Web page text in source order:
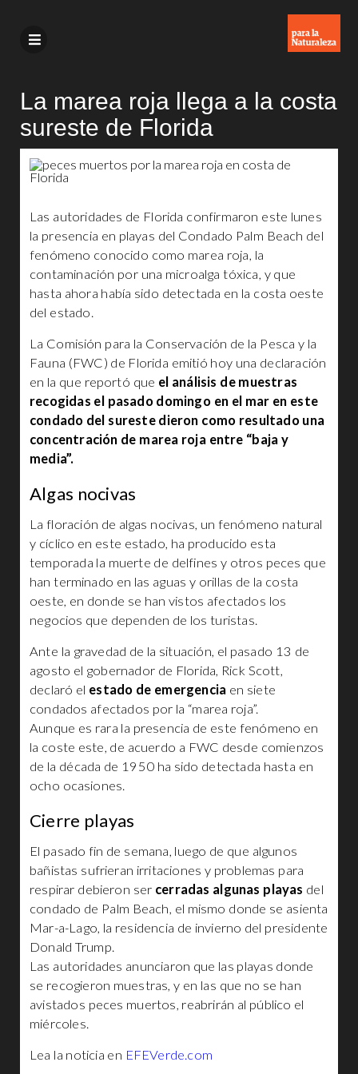
La marea roja llega a la costa
sureste de Florida
Las autoridades de Florida confirmaron este lunes
la presencia en playas del Condado Palm Beach del
fenómeno conocido como marea roja, la
contaminación por una microalga tóxica, y que
hasta ahora había sido detectada en la costa oeste
del estado.
La Comisión para la Conservación de la Pesca y la
Fauna (FWC) de Florida emitió hoy una declaración
en la que reportó que el análisis de muestras
recogidas el pasado domingo en el mar en este
condado del sureste dieron como resultado una
concentración de marea roja entre “baja y
media”.
Algas nocivas
La floración de algas nocivas, un fenómeno natural
y cíclico en este estado, ha producido esta
temporada la muerte de delfines y otros peces que
han terminado en las aguas y orillas de la costa
oeste, en donde se han vistos afectados los
negocios que dependen de los turistas.
Ante la gravedad de la situación, el pasado 13 de
agosto el gobernador de Florida, Rick Scott,
declaró el estado de emergencia en siete
condados afectados por la “marea roja”.
Aunque es rara la presencia de este fenómeno en
la coste este, de acuerdo a FWC desde comienzos
de la década de 1950 ha sido detectada hasta en
ocho ocasiones.
Cierre playas
El pasado fin de semana, luego de que algunos
bañistas sufrieran irritaciones y problemas para
respirar debieron ser cerradas algunas playas del
condado de Palm Beach, el mismo donde se asienta
Mar-a-Lago, la residencia de invierno del presidente
Donald Trump.
Las autoridades anunciaron que las playas donde
se recogieron muestras, y en las que no se han
avistados peces muertos, reabrirán al público el
miércoles.
Lea la noticia en EFEVerde.com